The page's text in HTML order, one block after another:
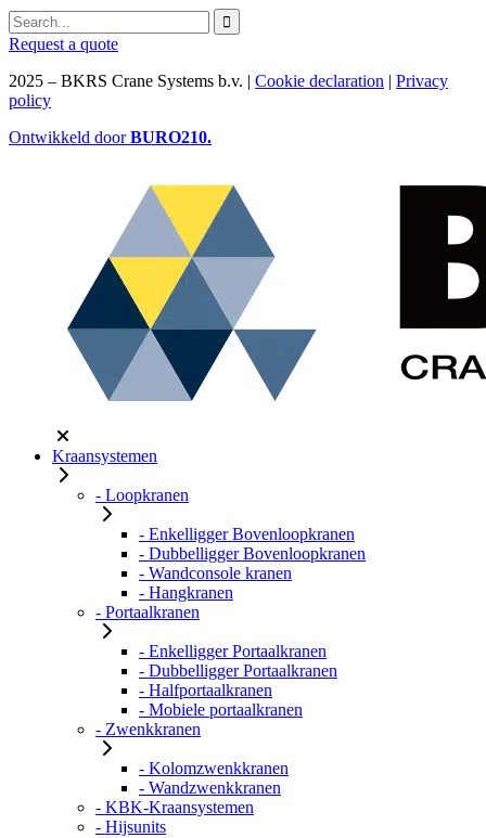
Request a quote
2025 – BKRS Crane Systems b.v. | Cookie declaration | Privacy
policy
Ontwikkeld doorBURO210.
Kraansystemen
- Loopkranen
- Enkelligger Bovenloopkranen
- Dubbelligger Bovenloopkranen
- Wandconsole kranen
- Hangkranen
- Portaalkranen
- Enkelligger Portaalkranen
- Dubbelligger Portaalkranen
- Halfportaalkranen
- Mobiele portaalkranen
- Zwenkkranen
- Kolomzwenkkranen
- Wandzwenkkranen
- KBK-Kraansystemen
- Hijsunits